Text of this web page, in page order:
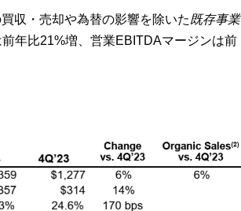
収・売却や為替の影響を除いた既存事業
年比21%増、営業EBITDAマージンは前